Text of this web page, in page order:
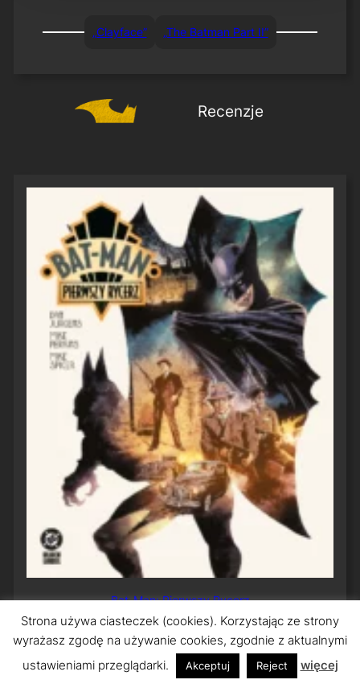
„Clayface” „The Batman Part II”
Recenzje
Bat-Man: Pierwszy Rycerz
Strona używa ciasteczek (cookies). Korzystając ze strony
wyrażasz zgodę na używanie cookies, zgodnie z aktualnymi
ustawieniami przeglądarki.
Akceptuj Reject więcej